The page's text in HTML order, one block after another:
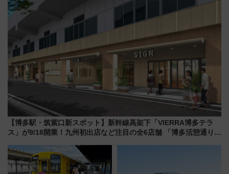
【博多駅・筑紫口新スポット】新幹線高架下「VIERRA博多テラ
ス」が9/18開業！九州初出店など注目の全6店舗 「博多活憩通り」